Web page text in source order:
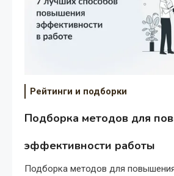
Рейтинги и подборки
Подборка методов для
эффективности работы
Подборка методов для